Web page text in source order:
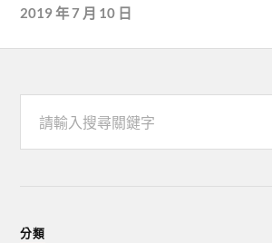
2019 年 7 月 10 日
分類